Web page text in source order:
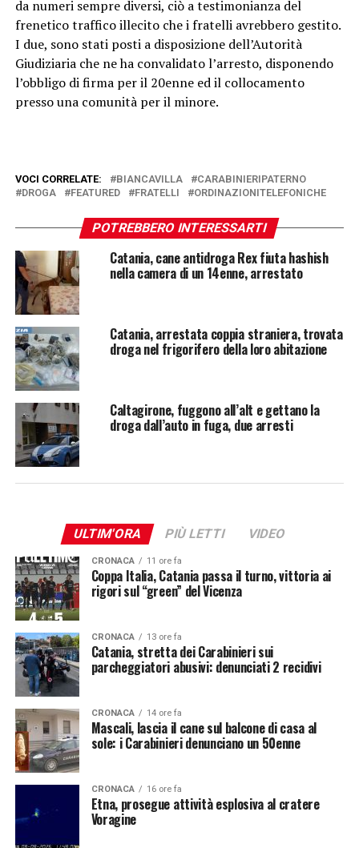
da numeri sempre diversi, ciò a testimonianza del
frenetico traffico illecito che i fratelli avrebbero gestito.
I due, sono stati posti a disposizione dell’Autorità
Giudiziaria che ne ha convalidato l’arresto, disponendo
l’obbligo di firma per il 20enne ed il collocamento
presso una comunità per il minore.
VOCI CORRELATE: BIANCAVILLA
CARABINIERIPATERNO
DROGA
FEATURED FRATELLI ORDINAZIONITELEFONICHE
POTREBBERO INTERESSARTI
Catania, cane antidroga Rex fiuta hashish
nella camera di un 14enne, arrestato
Catania, arrestata coppia straniera, trovata
droga nel frigorifero della loro abitazione
Caltagirone, fuggono all’alt e gettano la
droga dall’auto in fuga, due arresti
ULTIM'ORA PIÙ LETTI VIDEO
CRONACA 11 ore fa
Coppa Italia, Catania passa il turno, vittoria ai
rigori sul “green” del Vicenza
CRONACA 13 ore fa
Catania, stretta dei Carabinieri sui
parcheggiatori abusivi: denunciati 2 recidivi
CRONACA 14 ore fa
Mascali, lascia il cane sul balcone di casa al
sole: i Carabinieri denunciano un 50enne
CRONACA 16 ore fa
Etna, prosegue attività esplosiva al cratere
Voragine